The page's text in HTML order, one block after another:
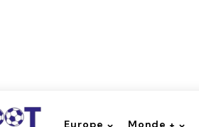
Europe Monde +